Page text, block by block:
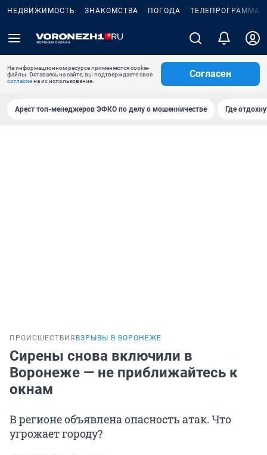
НЕДВИЖИМОСТЬ ЗНАКОМСТВА ПОГОДА ТЕЛЕПРОГРАММА
На информационном ресурсе применяются cookie-
файлы. Оставаясь на сайте, вы подтверждаете свое
согласиена их использование.
Согласен
Арест топ-менеджеров ЭФКО по делу о мошенничестве Где
ПРОИСШЕСТВИЯ ВЗРЫВЫ В ВОРОНЕЖЕ
Сирены снова включили в
Воронеже — не приближайтесь к
окнам
В регионе объявлена опасность атак. Что
угрожает городу?